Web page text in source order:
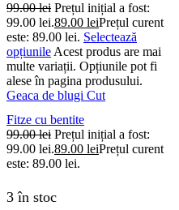
99.00lei Prețul inițial a fost:
99.00 lei.89.00 leiPrețul curent
este: 89.00 lei. Selectează
opțiunile Acest produs are mai
multe variații. Opțiunile pot fi
alese în pagina produsului.
Geaca de blugi Cut
Fitze cu bentite
99.00lei Prețul inițial a fost:
99.00 lei.89.00 leiPrețul curent
este: 89.00 lei.
3 în stoc